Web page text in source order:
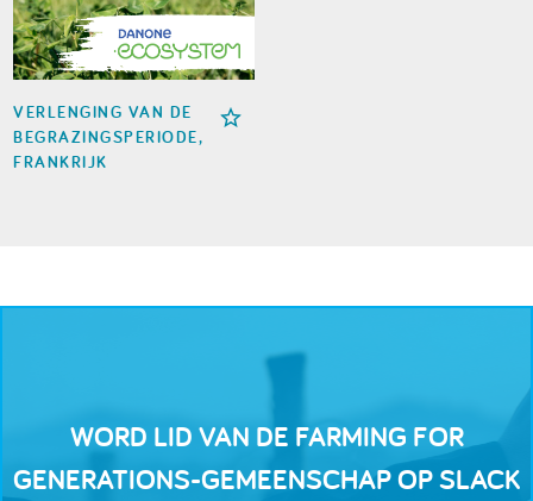
VERLENGING VAN DE
BEGRAZINGSPERIODE,
FRANKRIJK
WORD LID VAN DE FARMING FOR
GENERATIONS-GEMEENSCHAP OP SLACK